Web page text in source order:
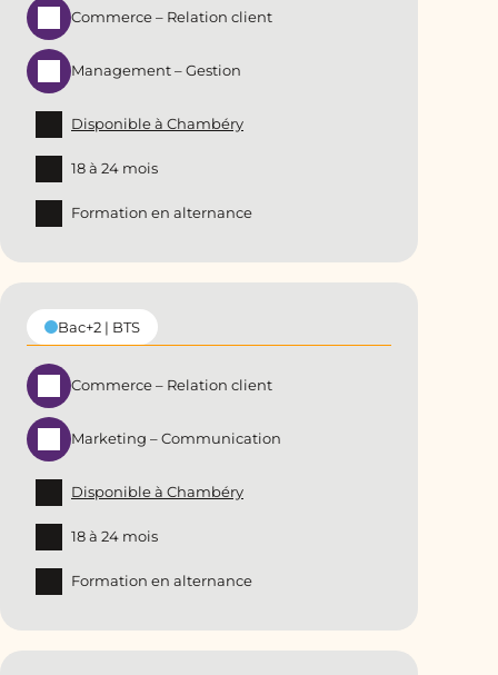
Commerce – Relation client
Management – Gestion
Disponible à Chambéry
18 à 24 mois
Formation en alternance
Bac+2 | BTS
Commerce – Relation client
Marketing – Communication
Disponible à Chambéry
18 à 24 mois
Formation en alternance